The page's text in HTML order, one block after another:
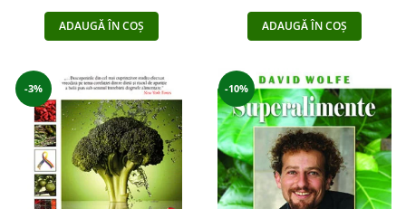
Viaţa de după moarte
Cristale
Supă de pui pentru suflet
Yoga
Oracol
ADAUGĂ ÎN COȘ ADAUGĂ ÎN COȘ
-3% -10%